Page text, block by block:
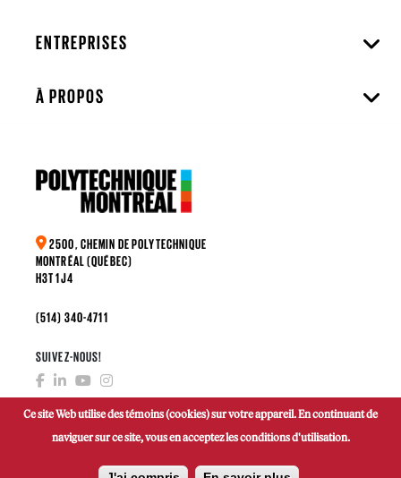
ENTREPRISES
À PROPOS
2500, CHEMIN DE POLYTECHNIQUE
MONTRÉAL (QUÉBEC)
H3T 1J4
(514) 340-4711
SUIVEZ-NOUS!
FAIRE UN DON
Ce site Web utilise des témoins (cookies) sur votre appareil. En continuant de
naviguer sur ce site, vous en acceptez les conditions d'utilisation.